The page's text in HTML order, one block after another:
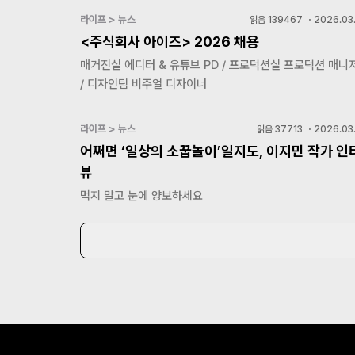
라이프 > 뉴스 읽음 139467 ・
<주식회사 아이즈> 2026 채용
매거진실 에디터 & 유튜브 PD / 프로덕션실 프로덕션 매니
/ 디자인팀 비주얼 디자이너
라이프 > 뉴스 읽음 37713 ・
어쩌면 ‘일상의 소꿉놀이’일지도, 이지민 작가 인
뷰
먹지 말고 눈에 양보하세요